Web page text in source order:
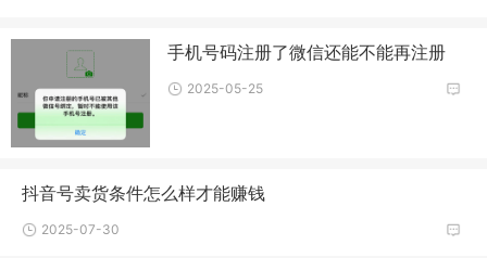
手机号码注册了微信还能不能再注册
2025-05-25
抖音号卖货条件怎么样才能赚钱
2025-07-30